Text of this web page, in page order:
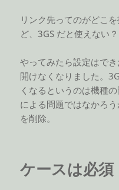
リンク先ってのがどこ
ど、3GS だと使えない？
やってみたら設定はで
開けなくなりました。
くなるというのは機種
による問題ではなかろ
を削除。
ケースは必須